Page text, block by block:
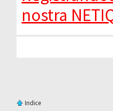
nostra
Indice